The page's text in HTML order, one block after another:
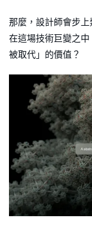
那麼，設計師會步上
在這場技術巨變之
被取代」的價值？